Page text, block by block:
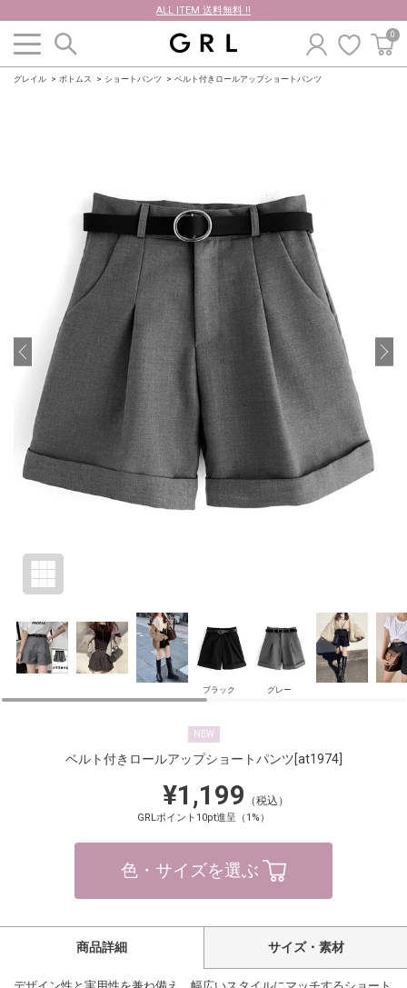
ALL ITEM 送料無料 !!
0
グレイル ボトムス ショートパンツ ベルト付きロールアップショートパンツ
ブラック グレー
NEW
ベルト付きロールアップショートパンツ[at1974]
¥1,199 （税込）
GRLポイント10pt進呈（1%）
色・サイズを選ぶ
商品詳細 サイズ・素材